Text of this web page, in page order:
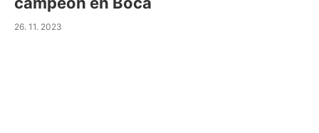
26. 11. 2023